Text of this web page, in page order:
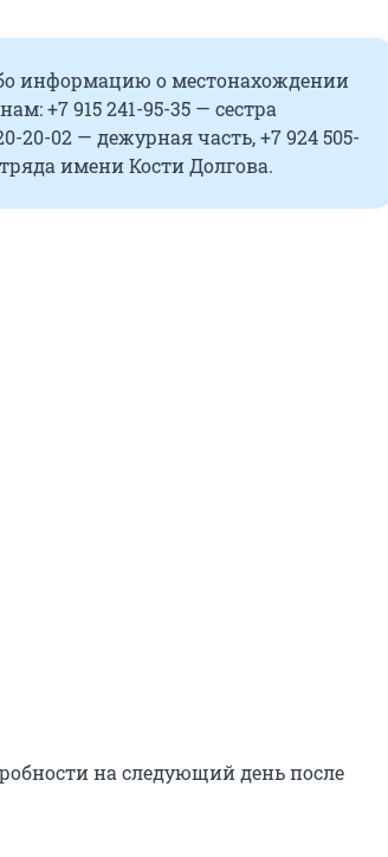
информацию о местонахождении
+7 915 241-95-35 — сестра
20-02 — дежурная часть, +7 924 505-
имени Кости Долгова.
на следующий день после